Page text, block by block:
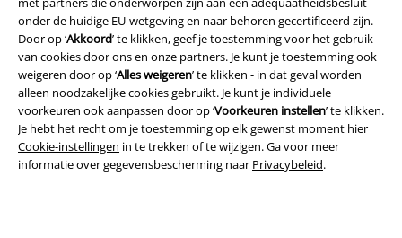
onder de huidige EU-wetgeving en naar behoren gecertificeerd zijn.
Door op ‘Akkoord’ te klikken, geef je toestemming voor het gebruik
van cookies door ons en onze partners. Je kunt je toestemming ook
weigeren door op ‘Alles weigeren’ te klikken - in dat geval worden
alleen noodzakelijke cookies gebruikt. Je kunt je individuele
voorkeuren ook aanpassen door op ‘Voorkeuren instellen’ te klikken.
Je hebt het recht om je toestemming op elk gewenst moment hier
Cookie-instellingen in te trekken of te wijzigen. Ga voor meer
informatie over gegevensbescherming naar Privacybeleid.
Algemene Voorwaarden
Bedrijfsgegevens
Privacyverklaring
Verklaring van conformiteit